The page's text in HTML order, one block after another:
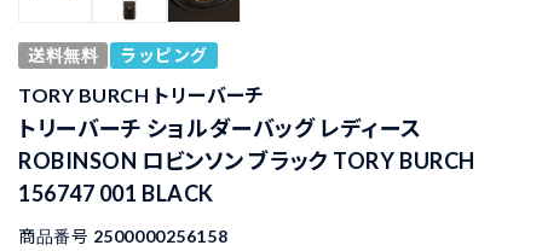
送料無料 ラッピング
TORY BURCH トリーバーチ
トリーバーチ ショルダーバッグ レディース
ROBINSON ロビンソン ブラック TORY BURCH
156747 001 BLACK
商品番号 2500000256158